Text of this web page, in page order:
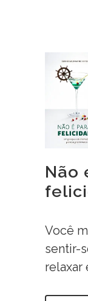
Não
Você
sentir-
relaxar